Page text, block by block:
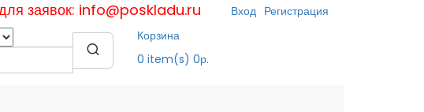
заявок: info@poskladu.ru Вход Регистрация
Корзина
0 item(s) 0р.